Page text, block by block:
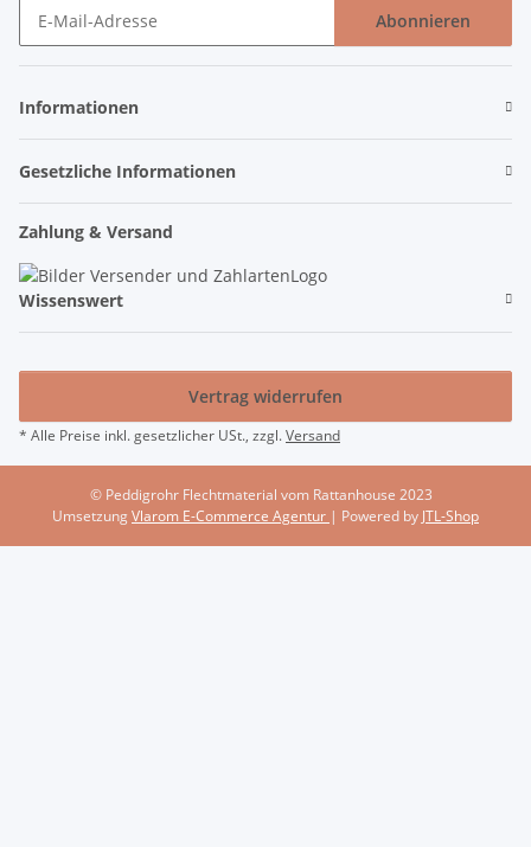
Abonnieren
Informationen
Gesetzliche Informationen
Zahlung & Versand
Wissenswert
Vertrag widerrufen
* Alle Preise inkl. gesetzlicher USt., zzgl.Versand
© Peddigrohr Flechtmaterial vom Rattanhouse 2023
UmsetzungVlarom E-Commerce Agentur | Powered by JTL-Shop